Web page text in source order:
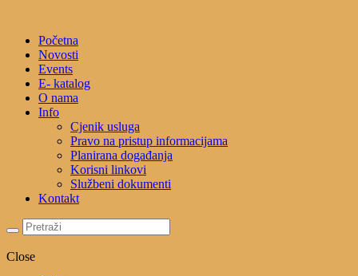
Početna
Novosti
Events
E- katalog
O nama
Info
Cjenik usluga
Pravo na pristup informacijama
Planirana događanja
Korisni linkovi
Službeni dokumenti
Kontakt
Close